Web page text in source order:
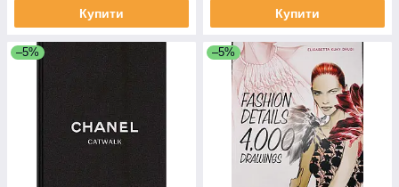
Купити Купити
–5% –5%